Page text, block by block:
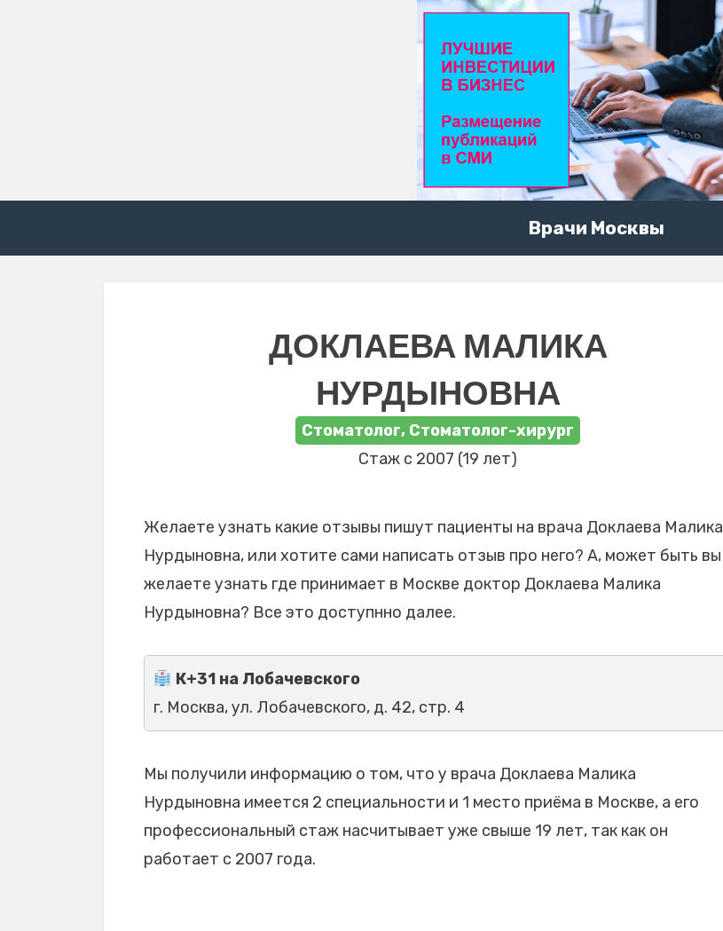
Врачи Москвы
ДОКЛАЕВА МАЛИКА
НУРДЫНОВНА
Стоматолог, Стоматолог-хирург
Стаж с 2007 (19 лет)
Желаете узнать какие отзывы пишут пациенты на врача Доклаева Малика
Нурдыновна, или хотите сами написать отзыв про него? А, может быть вы
желаете узнать где принимает в Москве доктор Доклаева Малика
Нурдыновна? Все это доступнно далее.
К+31 на Лобачевского
г. Москва, ул. Лобачевского, д. 42, стр. 4
Мы получили информацию о том, что у врача Доклаева Малика
Нурдыновна имеется 2 специальности и 1 место приёма в Москве, а его
профессиональный стаж насчитывает уже свыше 19 лет, так как он
работает с 2007 года.